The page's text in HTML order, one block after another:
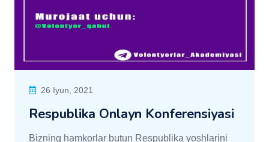
26 Iyun, 2021
Respublika Onlayn Konferensiyasi
Bizning hamkorlar butun Respublika yoshlarini